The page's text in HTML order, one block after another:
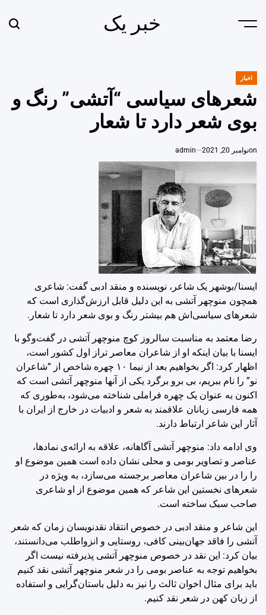
Menu خبر یک
POSTED
اخبار
شعرهای سیاسی “آتشی” رنگ و
بوی شعر دارد تا شعار
onنوامبر 20, 2021 admin
ایسنا/بوشهر یک شاعر، نویسنده و منقد ادبی گفت: شاعری
همچون منوچهر آتشی به این دلیل قابل ارزش‌گذاری است که
شعرهای سیاسی‌اش هم بیشتر رنگ و بوی شعر دارد تا شعار.
رضا معتمد به مناسبت سالروز کوچ منوچهر آتشی در گفت‌وگو با
ایسنا با بیان اینکه او از شاعران معاصر تراز اول کشور است،
اظهار کرد: اگر بخواهیم بعد از نیما ۱۰ چهره شاخص از “شاعران
نو” را نام ببریم، بی برو برگرد یکی از آنها منوچهر آتشی است که
اکنون به عنوان یک چهره فراملی شناخته می‌شود، به‌طوری که
همه فارسی زبانان علاقمند به شعر و ادبیات در خارج از ایران با
آثار این شاعر ارتباط دارند.
وی ادامه داد: منوچهر آتشی آگاهانه، علاقه به ارائه‌ی نمادها،
عناصر و تصاویر بومی و محلی نشان داده است همین موضوع او
را را در بین شاعران معاصر برجسته می‌سازد، به ویژه در
شعرهای نخستین این شاعر که همین موضوع از او شاعری
صاحب سبک ساخته است.
این شاعر و منقد ادبی در خصوص انتقاد نقدنویسان زمان که شعر
آتشی را فاقد جهان‌بینی کافی، روستایی و انزواطلب می‌دانستند،
بیان کرد: این نقد در خصوص منوچهر آتشی پذیرفته نیست اگر
بخواهیم توجه به عناصر بومی را در شعر منوچهر آتشی نقد کنیم
باید برای مثال اخوان ثالث را نیز به دلیل باستان‌گرایی و استفاده
از زبان کهن در شعر نقد کنیم.